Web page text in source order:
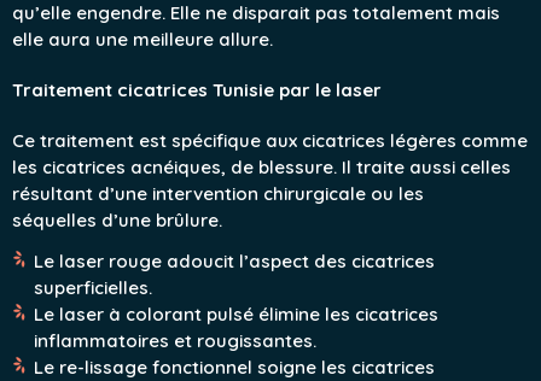
qu’elle engendre. Elle ne disparait pas totalement mais
elle aura une meilleure allure.
Traitement cicatrices Tunisie par le laser
Ce traitement est spécifique aux cicatrices légères comme
les cicatrices acnéiques, de blessure. Il traite aussi celles
résultant d’une intervention chirurgicale ou les
séquelles d’une brûlure.
Le laser rouge adoucit l’aspect des cicatrices
superficielles.
Le laser à colorant pulsé élimine les cicatrices
inflammatoires et rougissantes.
Le re-lissage fonctionnel soigne les cicatrices